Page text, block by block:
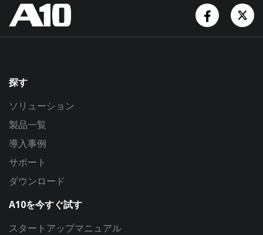
探す
ソリューション
製品一覧
導入事例
サポート
ダウンロード
A10を今すぐ試す
スタートアップマニュアル